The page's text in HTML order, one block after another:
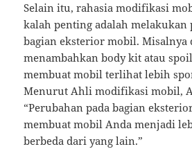
Selain itu, rahasia modifikasi
kalah penting adalah melakukan
bagian eksterior mobil. Misalnya
menambahkan body kit atau
membuat mobil terlihat lebih
Menurut Ahli modifikasi mobil,
“Perubahan pada bagian
membuat mobil Anda menjadi
berbeda dari yang lain.”